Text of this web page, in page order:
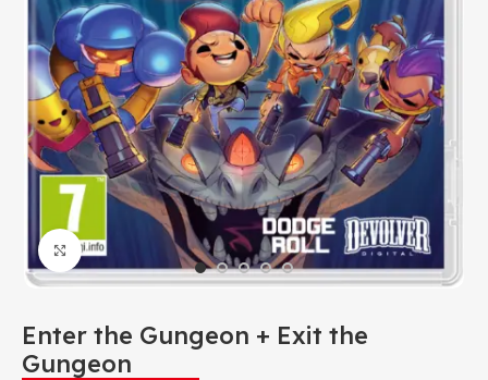
Click to enlarge
Enter the Gungeon + Exit the
Gungeon